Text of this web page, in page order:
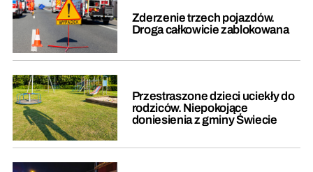
Zderzenie trzech pojazdów.
Droga całkowicie zablokowana
Przestraszone dzieci uciekły do
rodziców. Niepokojące
doniesienia z gminy Świecie